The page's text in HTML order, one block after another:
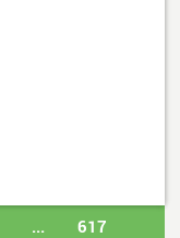
... 617